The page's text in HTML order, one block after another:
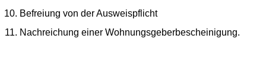
Befreiung von der Ausweispflicht
Nachreichung einer Wohnungsgeberbescheinigung.